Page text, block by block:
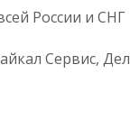
России и СНГ
Сервис,